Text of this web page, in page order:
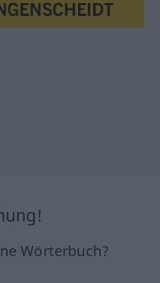
Wörterbuch?